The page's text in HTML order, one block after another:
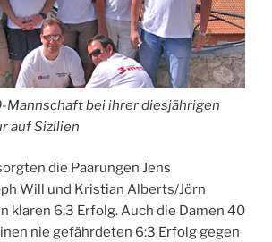
Mannschaft bei ihrer diesjährigen
auf Sizilien
die Paarungen Jens
Will und Kristian Alberts/Jörn
klaren 6:3 Erfolg. Auch die Damen 40
nie gefährdeten 6:3 Erfolg gegen